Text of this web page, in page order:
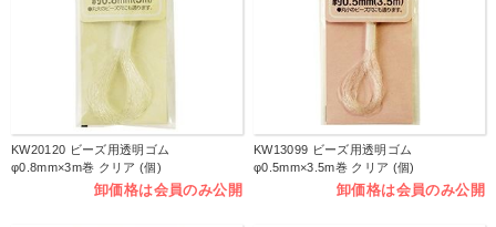
KW20120 ビーズ用透明ゴム
φ0.8mm×3m巻 クリア (個)
卸価格は会員のみ公開
KW13099 ビーズ用透明ゴム
φ0.5mm×3.5m巻 クリア (個)
卸価格は会員のみ公開